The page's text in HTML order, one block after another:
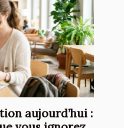
aujourd’hui :